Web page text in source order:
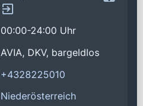
00:00-24:00 Uhr
AVIA, DKV, bargeldlos
+4328225010
Niederösterreich